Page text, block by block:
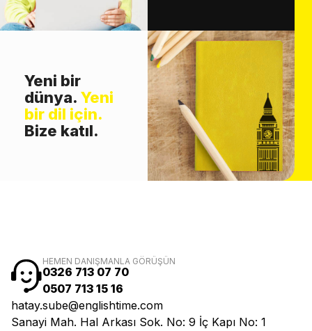
Yeni bir
dünya. Yeni
bir dil için.
Bize katıl.
HEMEN DANIŞMANLA GÖRÜŞÜN
0326 713 07 70
0507 713 15 16
hatay.sube@englishtime.com
Sanayi Mah. Hal Arkası Sok. No: 9 İç Kapı No: 1